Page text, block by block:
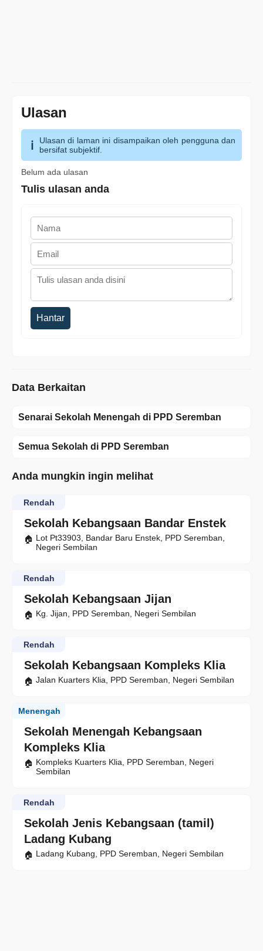
Ulasan
Ulasan di laman ini disampaikan oleh pengguna dan
bersifat subjektif.
Belum ada ulasan
Tulis ulasan anda
Hantar
Data Berkaitan
Senarai Sekolah Menengah di PPD Seremban
Semua Sekolah di PPD Seremban
Anda mungkin ingin melihat
Sekolah Kebangsaan Bandar Enstek
Rendah
Lot Pt33903, Bandar Baru Enstek, PPD Seremban,
Negeri Sembilan
Sekolah Kebangsaan Jijan
Rendah
Kg. Jijan, PPD Seremban, Negeri Sembilan
Sekolah Kebangsaan Kompleks Klia
Rendah
Jalan Kuarters Klia, PPD Seremban, Negeri Sembilan
Sekolah Menengah Kebangsaan
Kompleks Klia
Menengah
Kompleks Kuarters Klia, PPD Seremban, Negeri
Sembilan
Sekolah Jenis Kebangsaan (tamil)
Ladang Kubang
Rendah
Ladang Kubang, PPD Seremban, Negeri Sembilan